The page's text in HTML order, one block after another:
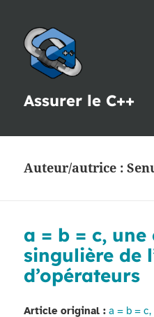
Assurer le C++
Auteur/autrice :
a = b = c, une
singulière de
d’opérateurs
Article original : a = b =